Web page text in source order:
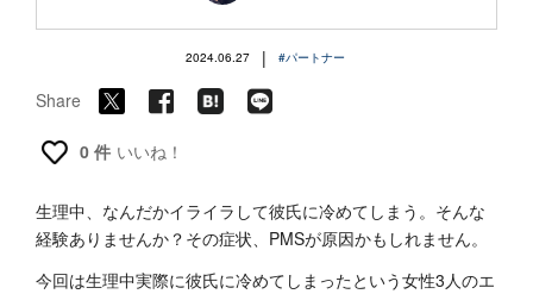
2024.06.27 | #パートナー
Share
0 件 いいね！
生理中、なんだかイライラして彼氏に冷めてしまう。そんな
経験ありませんか？その症状、PMSが原因かもしれません。
今回は生理中実際に彼氏に冷めてしまったという女性3人のエ